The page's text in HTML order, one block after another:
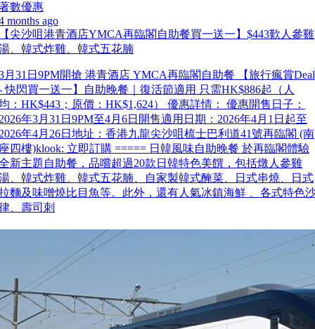
數優惠
months ago
尖沙咀港青酒店YMCA再臨閣自助餐買一送一】$443歎人參雞
、韓式炸雞、韓式五花腩
月31日9PM開搶 港青酒店 YMCA再臨閣自助餐 【旅行瘋賞Deal
快閃買一送一】自助晚餐｜復活節適用 只需HK$886起（人
：HK$443；原價：HK$1,624） 優惠詳情： 優惠開售日子：
年3月31日9PM至4月6日開售適用日期：2026年4月1日起至
年4月26日地址：香港九龍尖沙咀梳士巴利道41號再臨閣 (南
四樓)klook: 立即訂購 ===== 日韓風味自助晚餐 於再臨閣體驗
新主題自助餐，品嚐超過20款日韓特色美饌，包括燉人參雞
、韓式炸雞、韓式五花腩、自家製韓式醃菜、日式串燒、日式
麵及味噌燒比目魚等。此外，還有人氣冰鎮海鮮 、各式特色
、壽司刺